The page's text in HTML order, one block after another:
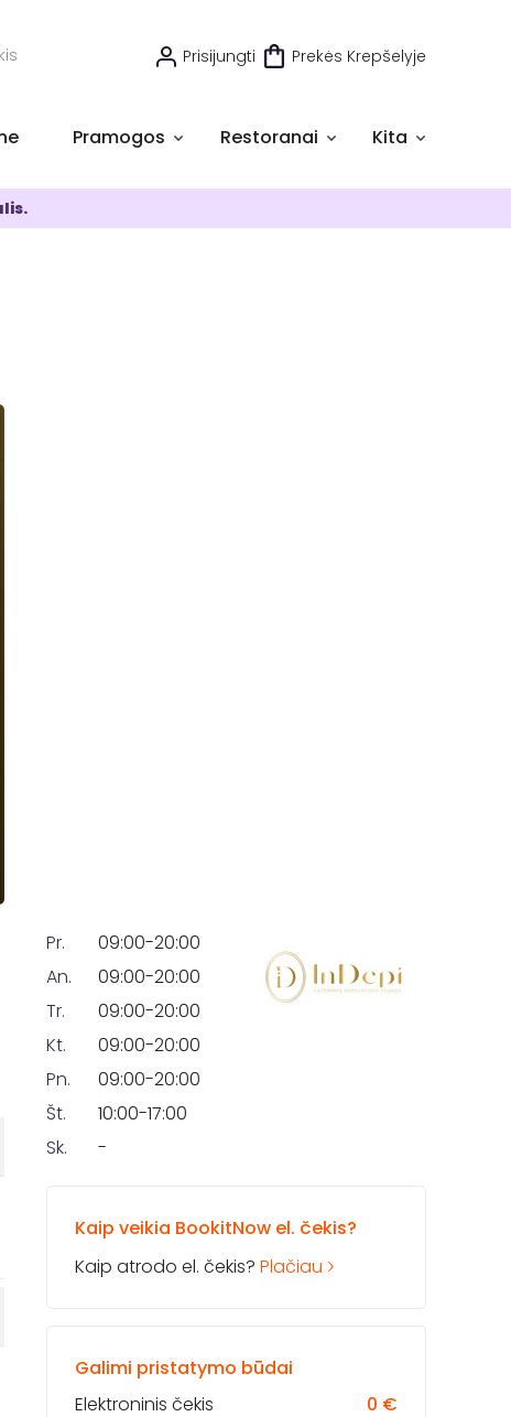
Prisijungti Prekės Krepšelyje
Pramogos Restoranai Kita
Pr.
09:00-20:00
An.
09:00-20:00
Tr.
09:00-20:00
Kt.
09:00-20:00
Pn.
09:00-20:00
Št.
10:00-17:00
Sk.
-
Kaip veikia BookitNow el. čekis?
Kaip atrodo el. čekis? Plačiau
Galimi pristatymo būdai
0 €
Elektroninis čekis